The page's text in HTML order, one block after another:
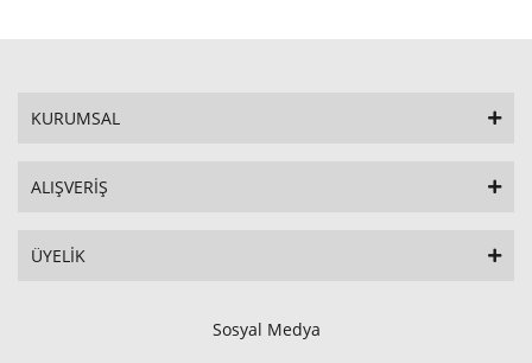
KURUMSAL
ALIŞVERİŞ
ÜYELİK
Sosyal Medya